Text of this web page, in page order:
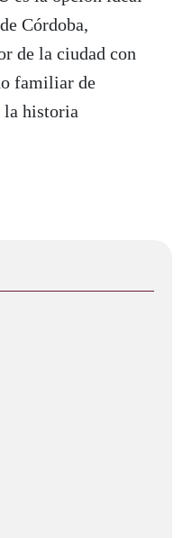
Córdoba,
de la ciudad con
familiar de
la historia